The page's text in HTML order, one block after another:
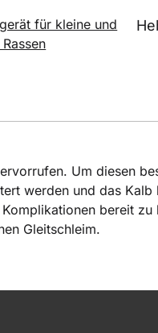
Um diesen
werden und das
bereit
Gleitschleim.